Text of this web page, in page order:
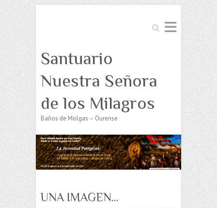
Buscar
Santuario
Nuestra Señora
de los Milagros
Baños de Molgas – Ourense
UNA IMAGEN…